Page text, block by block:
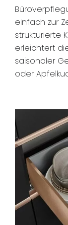
einfach zur
strukturierte
erleichtert
saisonaler
oder